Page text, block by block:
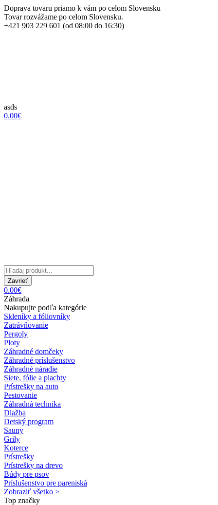
Doprava tovaru priamo k vám po celom Slovensku
Tovar rozvážame po celom Slovensku.
+421 903 229 601 (od 08:00 do 16:30)
asds
0.00€
Zavrieť
0.00€
Záhrada
Nakupujte podľa kategórie
Skleníky a fóliovníky
Zatrávňovanie
Pergoly
Ploty
Záhradné domčeky
Záhradné príslušenstvo
Záhradné náradie
Siete, fólie a plachty
Prístrešky na auto
Pestovanie
Záhradná technika
Dlažba
Detský program
Sauny
Grily
Koterce
Prístrešky
Prístrešky na drevo
Búdy pre psov
Príslušenstvo pre pareniská
Zobraziť všetko >
Top značky